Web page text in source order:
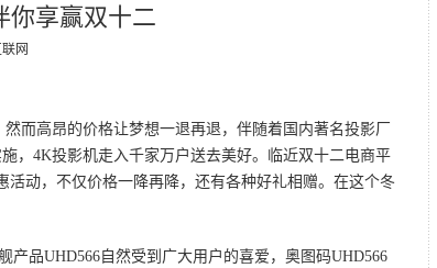
你享赢双十二
联网
高昂的价格让梦想一退再退，伴随着国内著名投影厂
，4K投影机走入千家万户送去美好。临近双十二电商平
活动，不仅价格一降再降，还有各种好礼相赠。在这个冬
品UHD566自然受到广大用户的喜爱，奥图码UHD566